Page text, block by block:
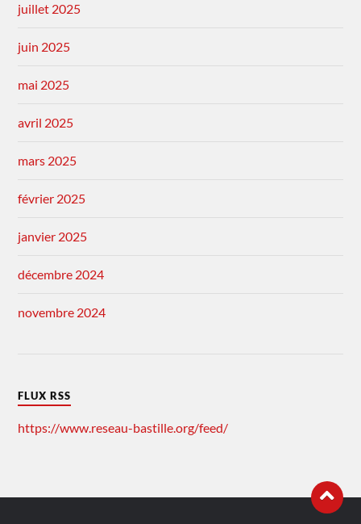
juillet 2025
juin 2025
mai 2025
avril 2025
mars 2025
février 2025
janvier 2025
décembre 2024
novembre 2024
FLUX RSS
https://www.reseau-bastille.org/feed/